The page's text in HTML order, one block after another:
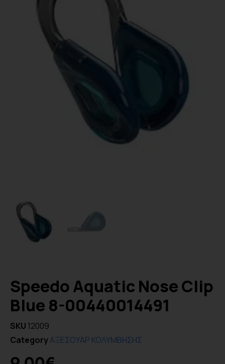
Speedo Aquatic Nose Clip
Blue 8-00440014491
SKU 12009
CategoryΑΞΕΣΟΥΑΡ ΚΟΛΥΜΒΗΣΗΣ